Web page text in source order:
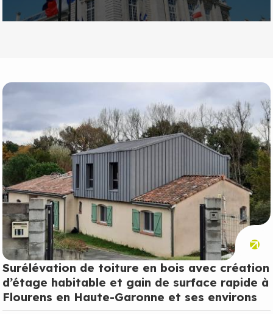
Surélévation de toiture en bois avec création
d’étage habitable et gain de surface rapide à
Flourens en Haute-Garonne et ses environs